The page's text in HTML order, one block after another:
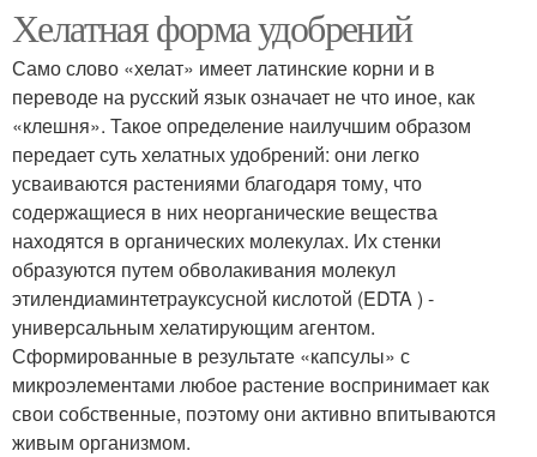
Хелатная форма удобрений
Само слово «хелат» имеет латинские корни и в
переводе на русский язык означает не что иное, как
«клешня». Такое определение наилучшим образом
передает суть хелатных удобрений: они легко
усваиваются растениями благодаря тому, что
содержащиеся в них неорганические вещества
находятся в органических молекулах. Их стенки
образуются путем обволакивания молекул
этилендиаминтетрауксусной кислотой (EDTA ) -
универсальным хелатирующим агентом.
Сформированные в результате «капсулы» с
микроэлементами любое растение воспринимает как
свои собственные, поэтому они активно впитываются
живым организмом.